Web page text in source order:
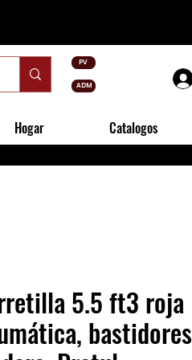
PV
ADM
Hogar Catalogos
5.5 ft3 roja
bastidores